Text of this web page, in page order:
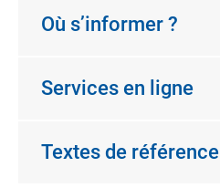
Où s’informer ?
Services en ligne
Textes de référence